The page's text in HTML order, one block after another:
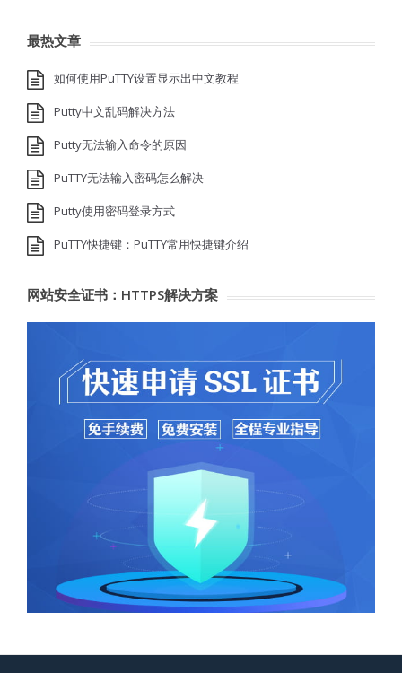
最热文章
如何使用PuTTY设置显示出中文教程
Putty中文乱码解决方法
Putty无法输入命令的原因
PuTTY无法输入密码怎么解决
Putty使用密码登录方式
PuTTY快捷键：PuTTY常用快捷键介绍
网站安全证书：HTTPS解决方案